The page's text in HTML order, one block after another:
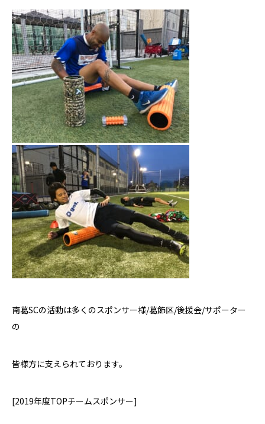
南葛SCの活動は多くのスポンサー様/葛飾区/後援会/サポーター
の
皆様方に支えられております。
[2019年度TOPチームスポンサー]